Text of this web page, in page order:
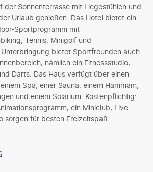
der Sonnenterrasse mit Liegestühlen und
Urlaub genießen. Das Hotel bietet ein
Sportprogramm mit
Tennis, Minigolf und
bietet Sportfreunden auch
nämlich ein Fitnessstudio,
Darts. Das Haus verfügt über einen
Spa, einer Sauna, einem Hammam,
und einem Solarium. Kostenpflichtig:
ein Miniclub, Live-
sorgen für besten Freizeitspaß.